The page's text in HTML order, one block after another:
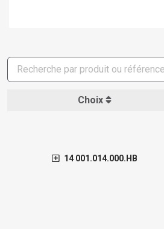
Choix
14 001.014.000.HB